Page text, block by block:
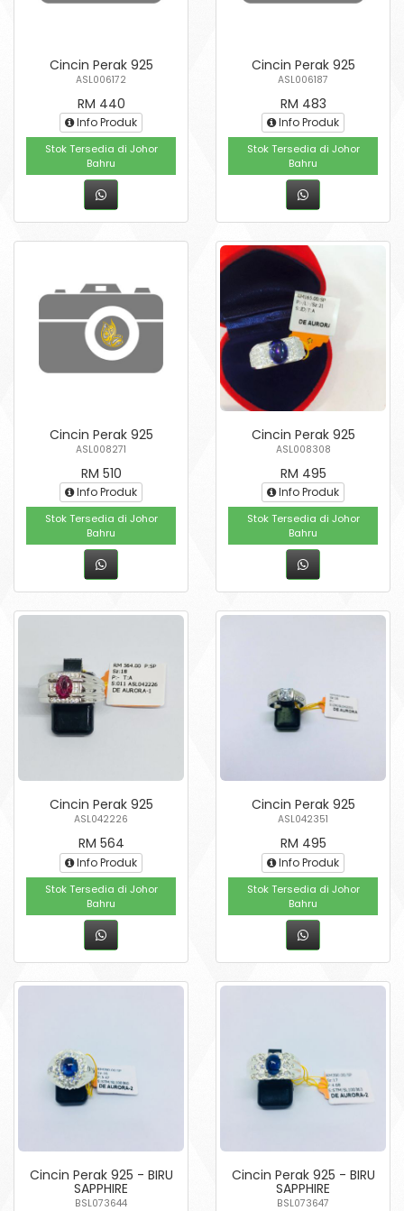
Cincin Perak 925
ASL006172
RM 440
Info Produk
Stok Tersedia di Johor
Bahru
Cincin Perak 925
ASL006187
RM 483
Info Produk
Stok Tersedia di Johor
Bahru
Cincin Perak 925
ASL008271
RM 510
Info Produk
Stok Tersedia di Johor
Bahru
Cincin Perak 925
ASL008308
RM 495
Info Produk
Stok Tersedia di Johor
Bahru
Cincin Perak 925
ASL042226
RM 564
Info Produk
Stok Tersedia di Johor
Bahru
Cincin Perak 925
ASL042351
RM 495
Info Produk
Stok Tersedia di Johor
Bahru
Cincin Perak 925 - BIRU
SAPPHIRE
BSL073644
Cincin Perak 925 - BIRU
SAPPHIRE
BSL073647